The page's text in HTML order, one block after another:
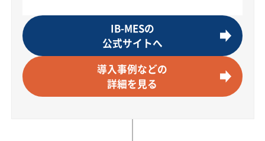
IB-MESの
公式サイトへ
導入事例などの
詳細を見る